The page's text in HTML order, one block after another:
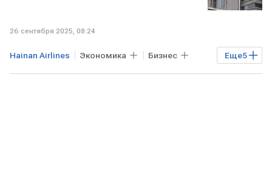
26 сентября 2025, 08:24
Еще5
Hainan Airlines Экономика Бизнес
КИТАЙ Пекин Владивосток